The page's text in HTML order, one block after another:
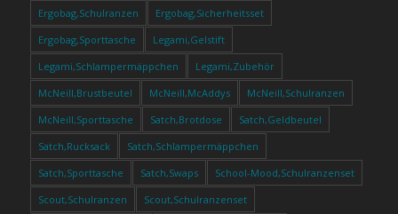
Ergobag,Schulranzen
Ergobag,Sicherheitsset
Ergobag,Sporttasche
Legami,Gelstift
Legami,Schlampermäppchen
Legami,Zubehör
McNeill,Brustbeutel
McNeill,McAddys
McNeill,Schulranzen
McNeill,Sporttasche
Satch,Brotdose
Satch,Geldbeutel
Satch,Rucksack
Satch,Schlampermäppchen
Satch,Sporttasche
Satch,Swaps
School-Mood,Schulranzenset
Scout,Schulranzen
Scout,Schulranzenset